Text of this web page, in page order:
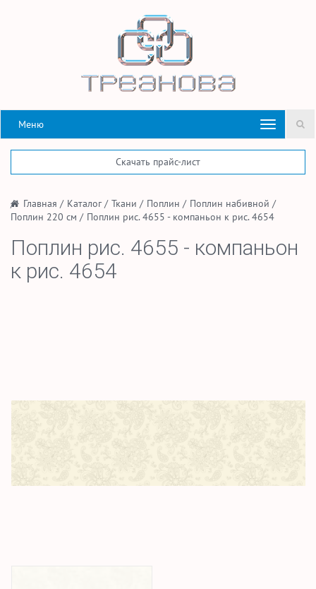
Меню
Скачать прайс-лист
/ Главная / Каталог/ Ткани / Поплин / Поплин набивной /
Поплин 220 см / Поплин рис. 4655 - компаньон к рис. 4654
Поплин рис. 4655 - компаньон
к рис. 4654